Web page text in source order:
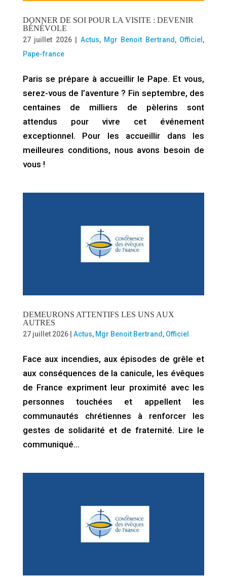
DONNER DE SOI POUR LA VISITE : DEVENIR
BÉNÉVOLE
27 juillet 2026| Actus, Mgr Benoit Bertrand, Officiel ,
Pape-france
Paris se prépare à accueillir le Pape. Et vous,
serez-vous de l’aventure ? Fin septembre, des
centaines de milliers de pèlerins sont
attendus pour vivre cet événement
exceptionnel. Pour les accueillir dans les
meilleures conditions, nous avons besoin de
vous !
DEMEURONS ATTENTIFS LES UNS AUX
AUTRES
27 juillet 2026| Actus, Mgr Benoit Bertrand , Officiel
Face aux incendies, aux épisodes de grêle et
aux conséquences de la canicule, les évêques
de France expriment leur proximité avec les
personnes touchées et appellent les
communautés chrétiennes à renforcer les
gestes de solidarité et de fraternité. Lire le
communiqué…